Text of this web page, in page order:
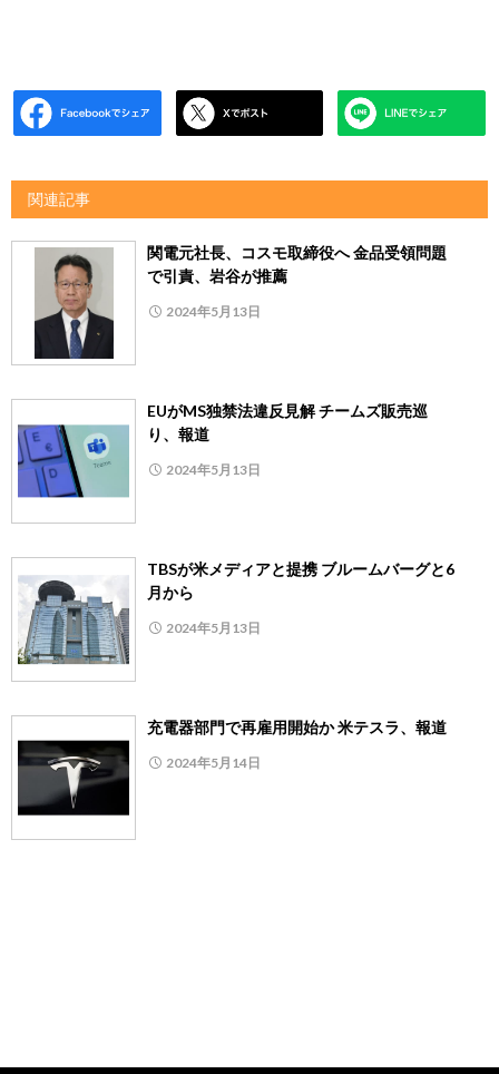
関連記事
関電元社長、コスモ取締役へ 金品受領問題
で引責、岩谷が推薦
2024年5月13日
EUがMS独禁法違反見解 チームズ販売巡
り、報道
2024年5月13日
TBSが米メディアと提携 ブルームバーグと6
月から
2024年5月13日
充電器部門で再雇用開始か 米テスラ、報道
2024年5月14日